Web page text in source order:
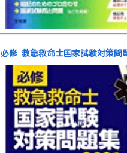
必修 救急救命士国家試験対策問